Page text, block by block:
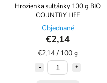
Hrozienka sultánky 100 g BIO
COUNTRY LIFE
Objednané
€2,14
€2,14 / 100 g